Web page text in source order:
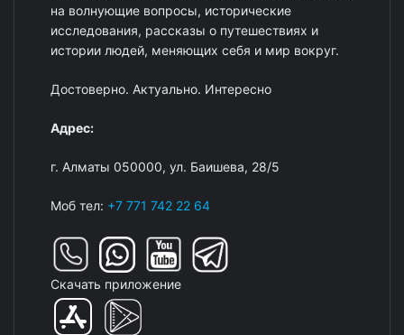
на волнующие вопросы, исторические
исследования, рассказы о путешествиях и
истории людей, меняющих себя и мир вокруг.
Достоверно. Актуально. Интересно
Адрес:
г. Алматы 050000, ул. Баишева, 28/5
Моб тел: +7 771 742 22 64
Скачать приложение